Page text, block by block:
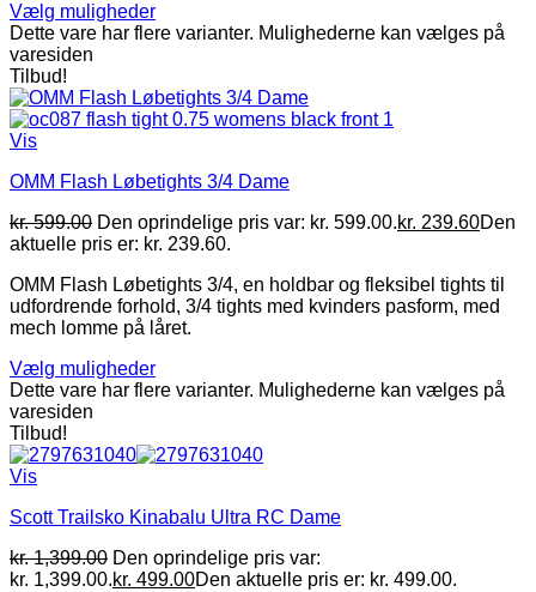
Vælg muligheder
Dette vare har flere varianter. Mulighederne kan vælges på
varesiden
Tilbud!
Vis
OMM Flash Løbetights 3/4 Dame
kr.599.00 Den oprindelige pris var: kr. 599.00.kr. 239.60Den
aktuelle pris er: kr. 239.60.
OMM Flash Løbetights 3/4, en holdbar og fleksibel tights til
udfordrende forhold, 3/4 tights med kvinders pasform, med
mech lomme på låret.
Vælg muligheder
Dette vare har flere varianter. Mulighederne kan vælges på
varesiden
Tilbud!
Vis
Scott Trailsko Kinabalu Ultra RC Dame
kr.1,399.00 Den oprindelige pris var:
kr. 1,399.00.kr. 499.00Den aktuelle pris er: kr. 499.00.